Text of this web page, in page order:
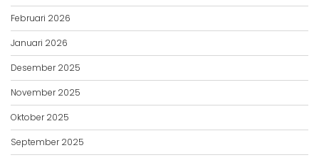
Februari 2026
Januari 2026
Desember 2025
November 2025
Oktober 2025
September 2025